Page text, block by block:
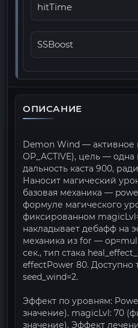
hitTime
SSBoost
ОПИСАНИЕ
Demon Wind — активное
OP_ACTIVE), цель — одна
дальность каста 900,
Наносит магический
базовая механика —
формуле магического
фиксированном
накладывает дебафф на
механика из for — op=mul
сек., тип стака
effectPower 80. Доступно
seed_wind=2.
Эффект по уровням:
значение). magicLvl: 70
значение). Эффект